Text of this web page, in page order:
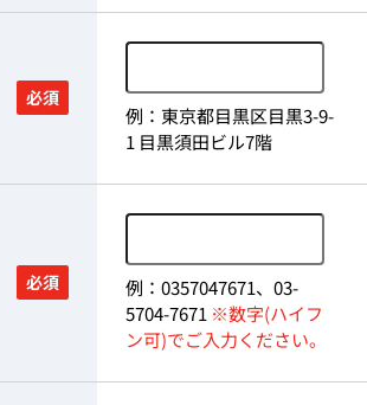
必須
例：東京都目黒区目黒3-9-
1 目黒須田ビル7階
必須
例：0357047671、03-
5704-7671 ※数字(ハイフ
ン可)でご入力ください。